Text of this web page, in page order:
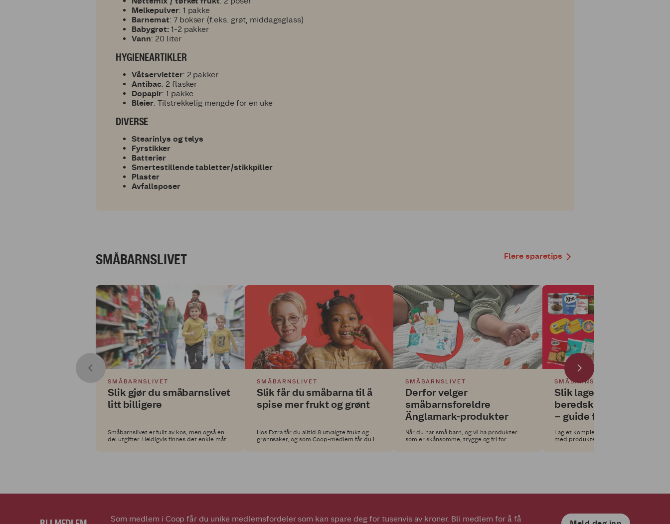
Melkepulver: 1 pakke
Barnemat: 7 bokser (f.eks. grøt, middagsglass)
Babygrøt: 1-2 pakker
Vann: 20 liter
HYGIENEARTIKLER
Våtservietter: 2 pakker
Antibac: 2 flasker
Dopapir: 1 pakke
Bleier: Tilstrekkelig mengde for en uke
DIVERSE
Stearinlys og telys
Fyrstikker
Batterier
Smertestillende tabletter/stikkpiller
Plaster
Avfallsposer
SMÅBARNSLIVET Flere sparetips
SMÅBARNSLIVET
Slik gjør du småbarnslivet
litt billigere
Småbarnslivet er fullt av kos, men også en
del utgifter. Heldigvis finnes det enkle måter
SMÅBARNSLIVET
Slik får du småbarna til å
spise mer frukt og grønt
Hos Extra får du alltid 8 utvalgte frukt og
grønnsaker, og som Coop-medlem får du 11
SMÅBARNSLIVET
Derfor velger
småbarnsforeldre
Änglamark-produkter
Når du har små barn, og vil ha produkter
som er skånsomme, trygge og fri for
SMÅBARNSLIVET
Slik lager du et
beredskapslager
– guide for
småbarnsforeldre
Lag et komplett beredskapslager
med produkter fra Extra. Se liste, tips og
Som medlem i Coop får du unike medlemsfordeler som kan spare deg for tusenvis av kroner. Bli medlem for å få